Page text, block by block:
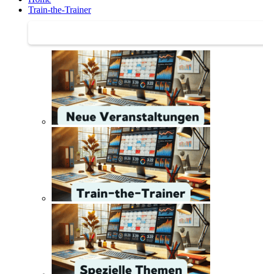
Train-the-Trainer